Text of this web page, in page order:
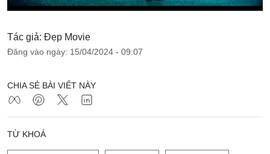
Tác giả: Đẹp Movie
Đăng vào ngày: 15/04/2024 - 09:07
CHIA SẺ BÀI VIẾT NÀY
TỪ KHOÁ